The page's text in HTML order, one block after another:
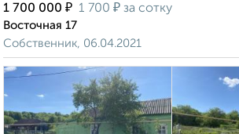
1 700 000 ₽ 1 700 ₽ за сотку
Восточная 17
Собственник, 06.04.2021